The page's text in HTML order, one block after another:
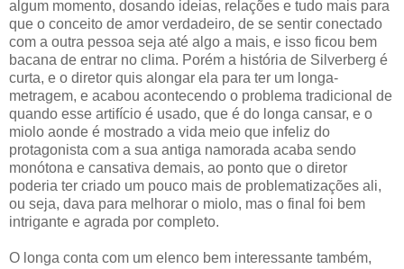
algum momento, dosando ideias, relações e tudo mais para
que o conceito de amor verdadeiro, de se sentir conectado
com a outra pessoa seja até algo a mais, e isso ficou bem
bacana de entrar no clima. Porém a história de Silverberg é
curta, e o diretor quis alongar ela para ter um longa-
metragem, e acabou acontecendo o problema tradicional de
quando esse artifício é usado, que é do longa cansar, e o
miolo aonde é mostrado a vida meio que infeliz do
protagonista com a sua antiga namorada acaba sendo
monótona e cansativa demais, ao ponto que o diretor
poderia ter criado um pouco mais de problematizações ali,
ou seja, dava para melhorar o miolo, mas o final foi bem
intrigante e agrada por completo.
O longa conta com um elenco bem interessante também,